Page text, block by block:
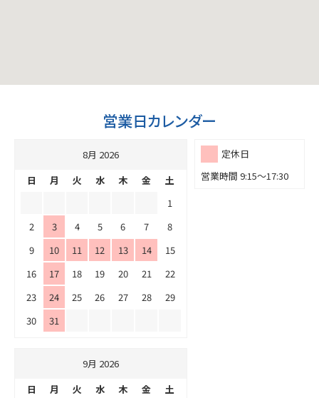
営業日カレンダー
定休日
営業時間 9:15～17:30
8月 2026
日
月 火 水 木 金
土
1
2
3 4 5 6 7
8
9
10 11 12 13 14
15
16
17 18 19 20 21
22
23
24 25 26 27 28
29
30
31
9月 2026
日
月 火 水 木 金
土